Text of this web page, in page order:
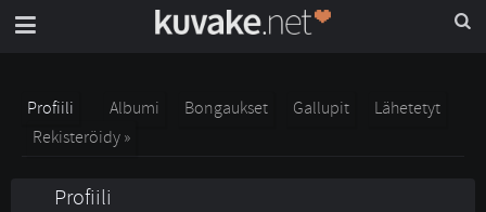
Profiili Albumi Bongaukset Gallupit
Lähetetyt
Rekisteröidy »
Profiili